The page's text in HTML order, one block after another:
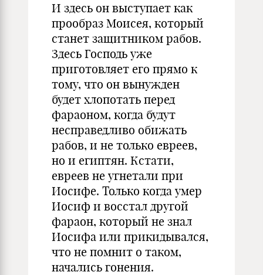
И здесь он выступает как
прообраз Моисея, который
станет защитником рабов.
Здесь Господь уже
приготовляет его прямо к
тому, что он вынужден
будет хлопотать перед
фараоном, когда будут
несправедливо обижать
рабов, и не только евреев,
но и египтян. Кстати,
евреев не угнетали при
Иосифе. Только когда умер
Иосиф и восстал другой
фараон, который не знал
Иосифа или прикидывался,
что не помнит о таком,
начались гонения.